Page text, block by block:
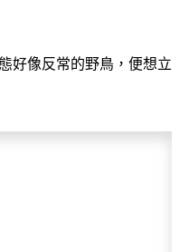
好像反常的野鳥，便想立